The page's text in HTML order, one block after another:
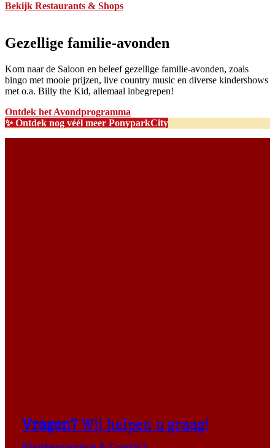
Bekijk Restaurants & Shops
Gezellige familie-avonden
Kom naar de Saloon en beleef gezellige familie-avonden, zoals
bingo met mooie prijzen, live country music en diverse kindershows
met o.a. Billy the Kid, allemaal inbegrepen!
Ontdek het Avondprogramma
✨ Ontdek nog véél meer PonyparkCity
Vragen? Wij helpen u graag!